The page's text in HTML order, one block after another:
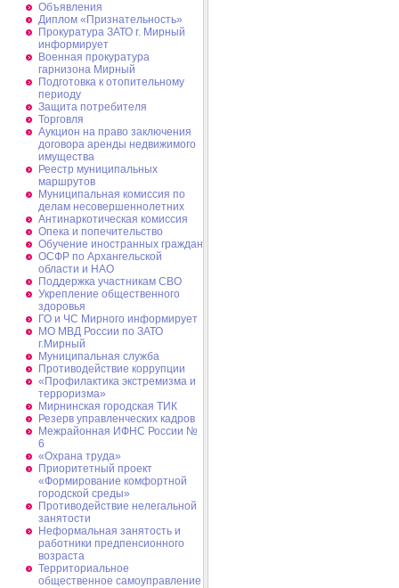
Объявления
Диплом «Признательность»
Прокуратура ЗАТО г. Мирный
информирует
Военная прокуратура
гарнизона Мирный
Подготовка к отопительному
периоду
Защита потребителя
Торговля
Аукцион на право заключения
договора аренды недвижимого
имущества
Реестр муниципальных
маршрутов
Муниципальная комиссия по
делам несовершеннолетних
Антинаркотическая комиссия
Опека и попечительство
Обучение иностранных граждан
ОСФР по Архангельской
области и НАО
Поддержка участникам СВО
Укрепление общественного
здоровья
ГО и ЧС Мирного информирует
МО МВД России по ЗАТО
г.Мирный
Муниципальная cлужба
Противодействие коррупции
«Профилактика экстремизма и
терроризма»
Мирнинская городская ТИК
Резерв управленческих кадров
Межрайонная ИФНС России №
6
«Охрана труда»
Приоритетный проект
«Формирование комфортной
городской среды»
Противодействие нелегальной
занятости
Неформальная занятость и
работники предпенсионного
возраста
Территориальное
общественное самоуправление